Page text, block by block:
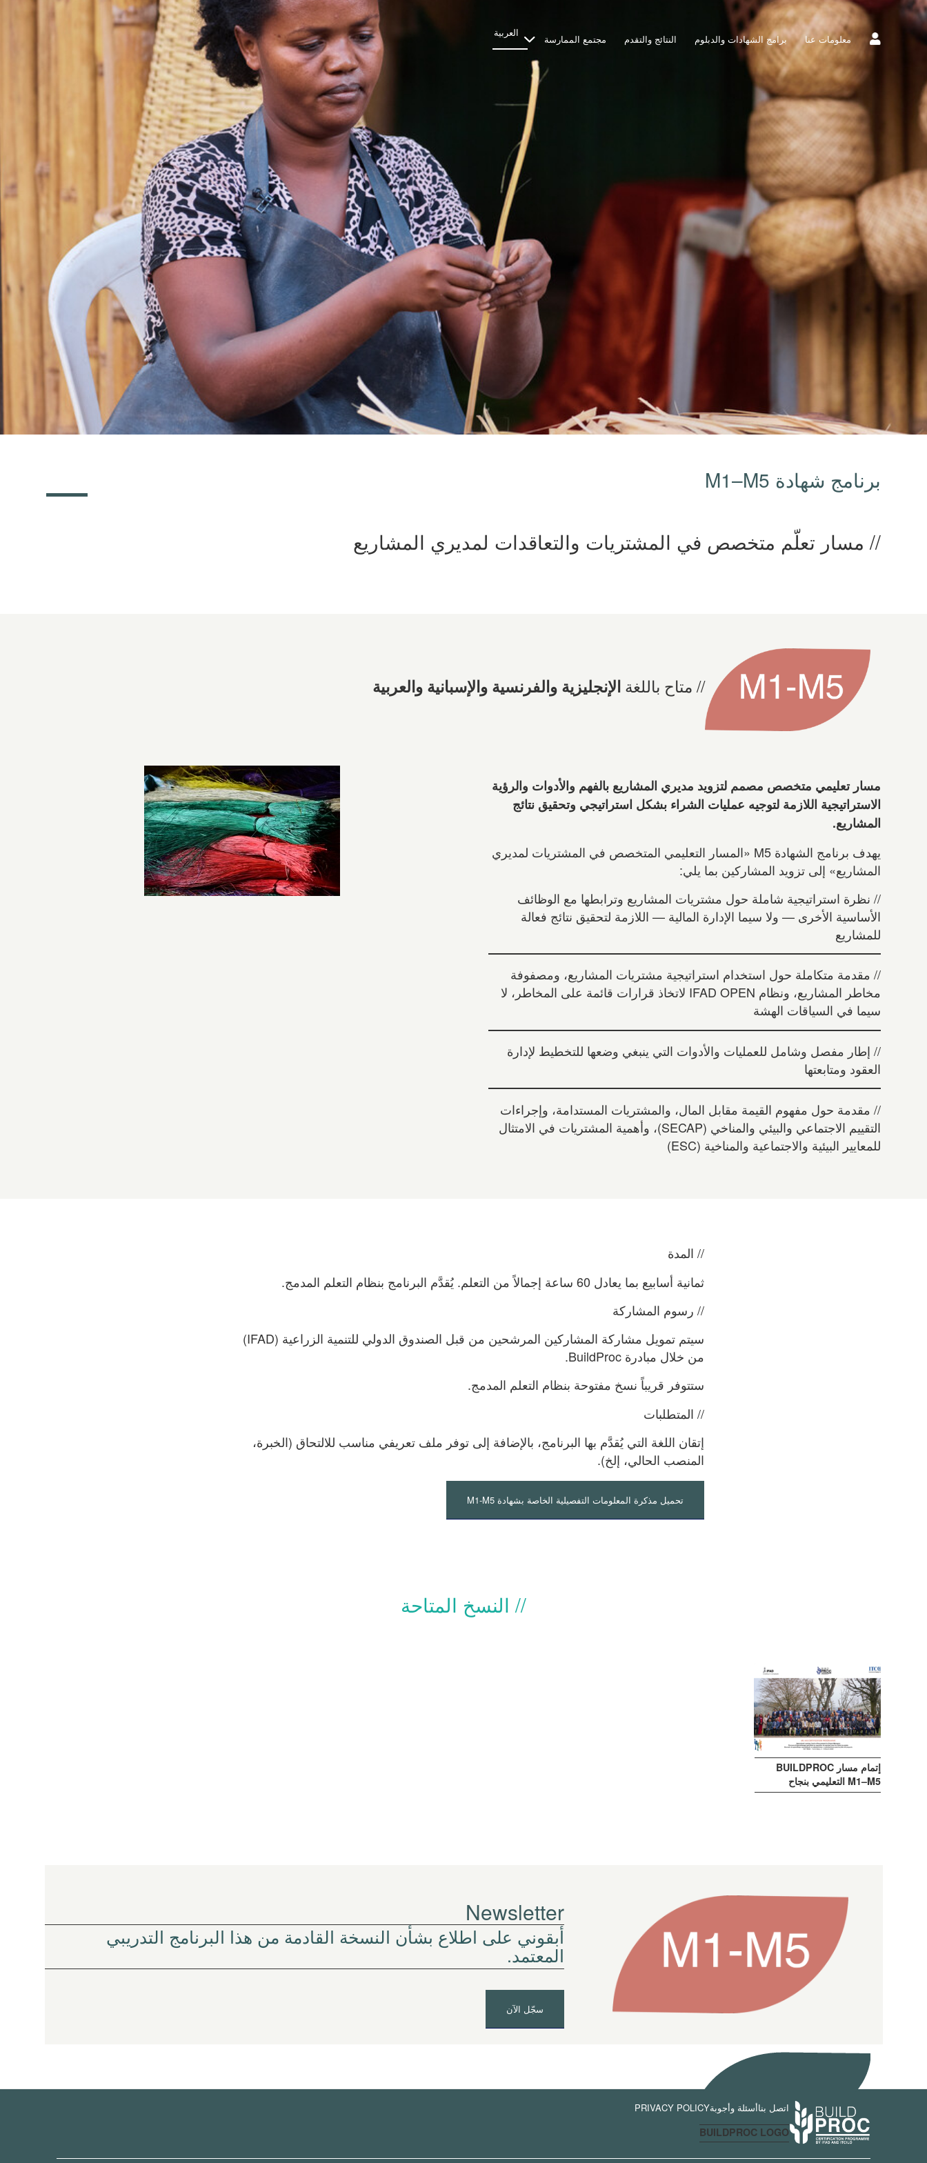
معلومات عنا برامج الشهادات والدبلوم النتائج والتقدم مجتمع الممارسة
العربية
برنامج شهادة M1–M5
مسار تعلّم متخصص في المشتريات والتعاقدات لمديري المشاريع
متاح باللغة الإنجليزية والفرنسية والإسبانية والعربية
مسار تعليمي متخصص مصمم لتزويد مديري المشاريع بالفهم والأدوات والرؤية
الاستراتيجية اللازمة لتوجيه عمليات الشراء بشكل استراتيجي وتحقيق نتائج
المشاريع.
يهدف برنامج الشهادة M5 «المسار التعليمي المتخصص في المشتريات لمديري
المشاريع» إلى تزويد المشاركين بما يلي:
// نظرة استراتيجية شاملة حول مشتريات المشاريع وترابطها مع الوظائف
الأساسية الأخرى — ولا سيما الإدارة المالية — اللازمة لتحقيق نتائج فعالة
للمشاريع
// مقدمة متكاملة حول استخدام استراتيجية مشتريات المشاريع، ومصفوفة
مخاطر المشاريع، ونظام IFAD OPEN لاتخاذ قرارات قائمة على المخاطر، لا
سيما في السياقات الهشة
// إطار مفصل وشامل للعمليات والأدوات التي ينبغي وضعها للتخطيط لإدارة
العقود ومتابعتها
// مقدمة حول مفهوم القيمة مقابل المال، والمشتريات المستدامة، وإجراءات
التقييم الاجتماعي والبيئي والمناخي (SECAP)، وأهمية المشتريات في الامتثال
للمعايير البيئية والاجتماعية والمناخية (ESC)
// المدة
ثمانية أسابيع بما يعادل 60 ساعة إجمالاً من التعلم. يُقدَّم البرنامج بنظام التعلم المدمج.
// رسوم المشاركة
سيتم تمويل مشاركة المشاركين المرشحين من قبل الصندوق الدولي للتنمية الزراعية (IFAD)
من خلال مبادرة BuildProc.
ستتوفر قريباً نسخ مفتوحة بنظام التعلم المدمج.
// المتطلبات
إتقان اللغة التي يُقدَّم بها البرنامج، بالإضافة إلى توفر ملف تعريفي مناسب للالتحاق (الخبرة،
المنصب الحالي، إلخ).
تحميل مذكرة المعلومات التفصيلية الخاصة بشهادة M1-M5
النسخ المتاحة
إتمام مسار BUILDPROC
M1–M5 التعليمي بنجاح
Newsletter
أبقوني على اطلاع بشأن النسخة القادمة من هذا البرنامج التدريبي
المعتمد.
سجّل الآن
اتصل بناأسئلة وأجوبةPRIVACY POLICY
BUILDPROC LOGO